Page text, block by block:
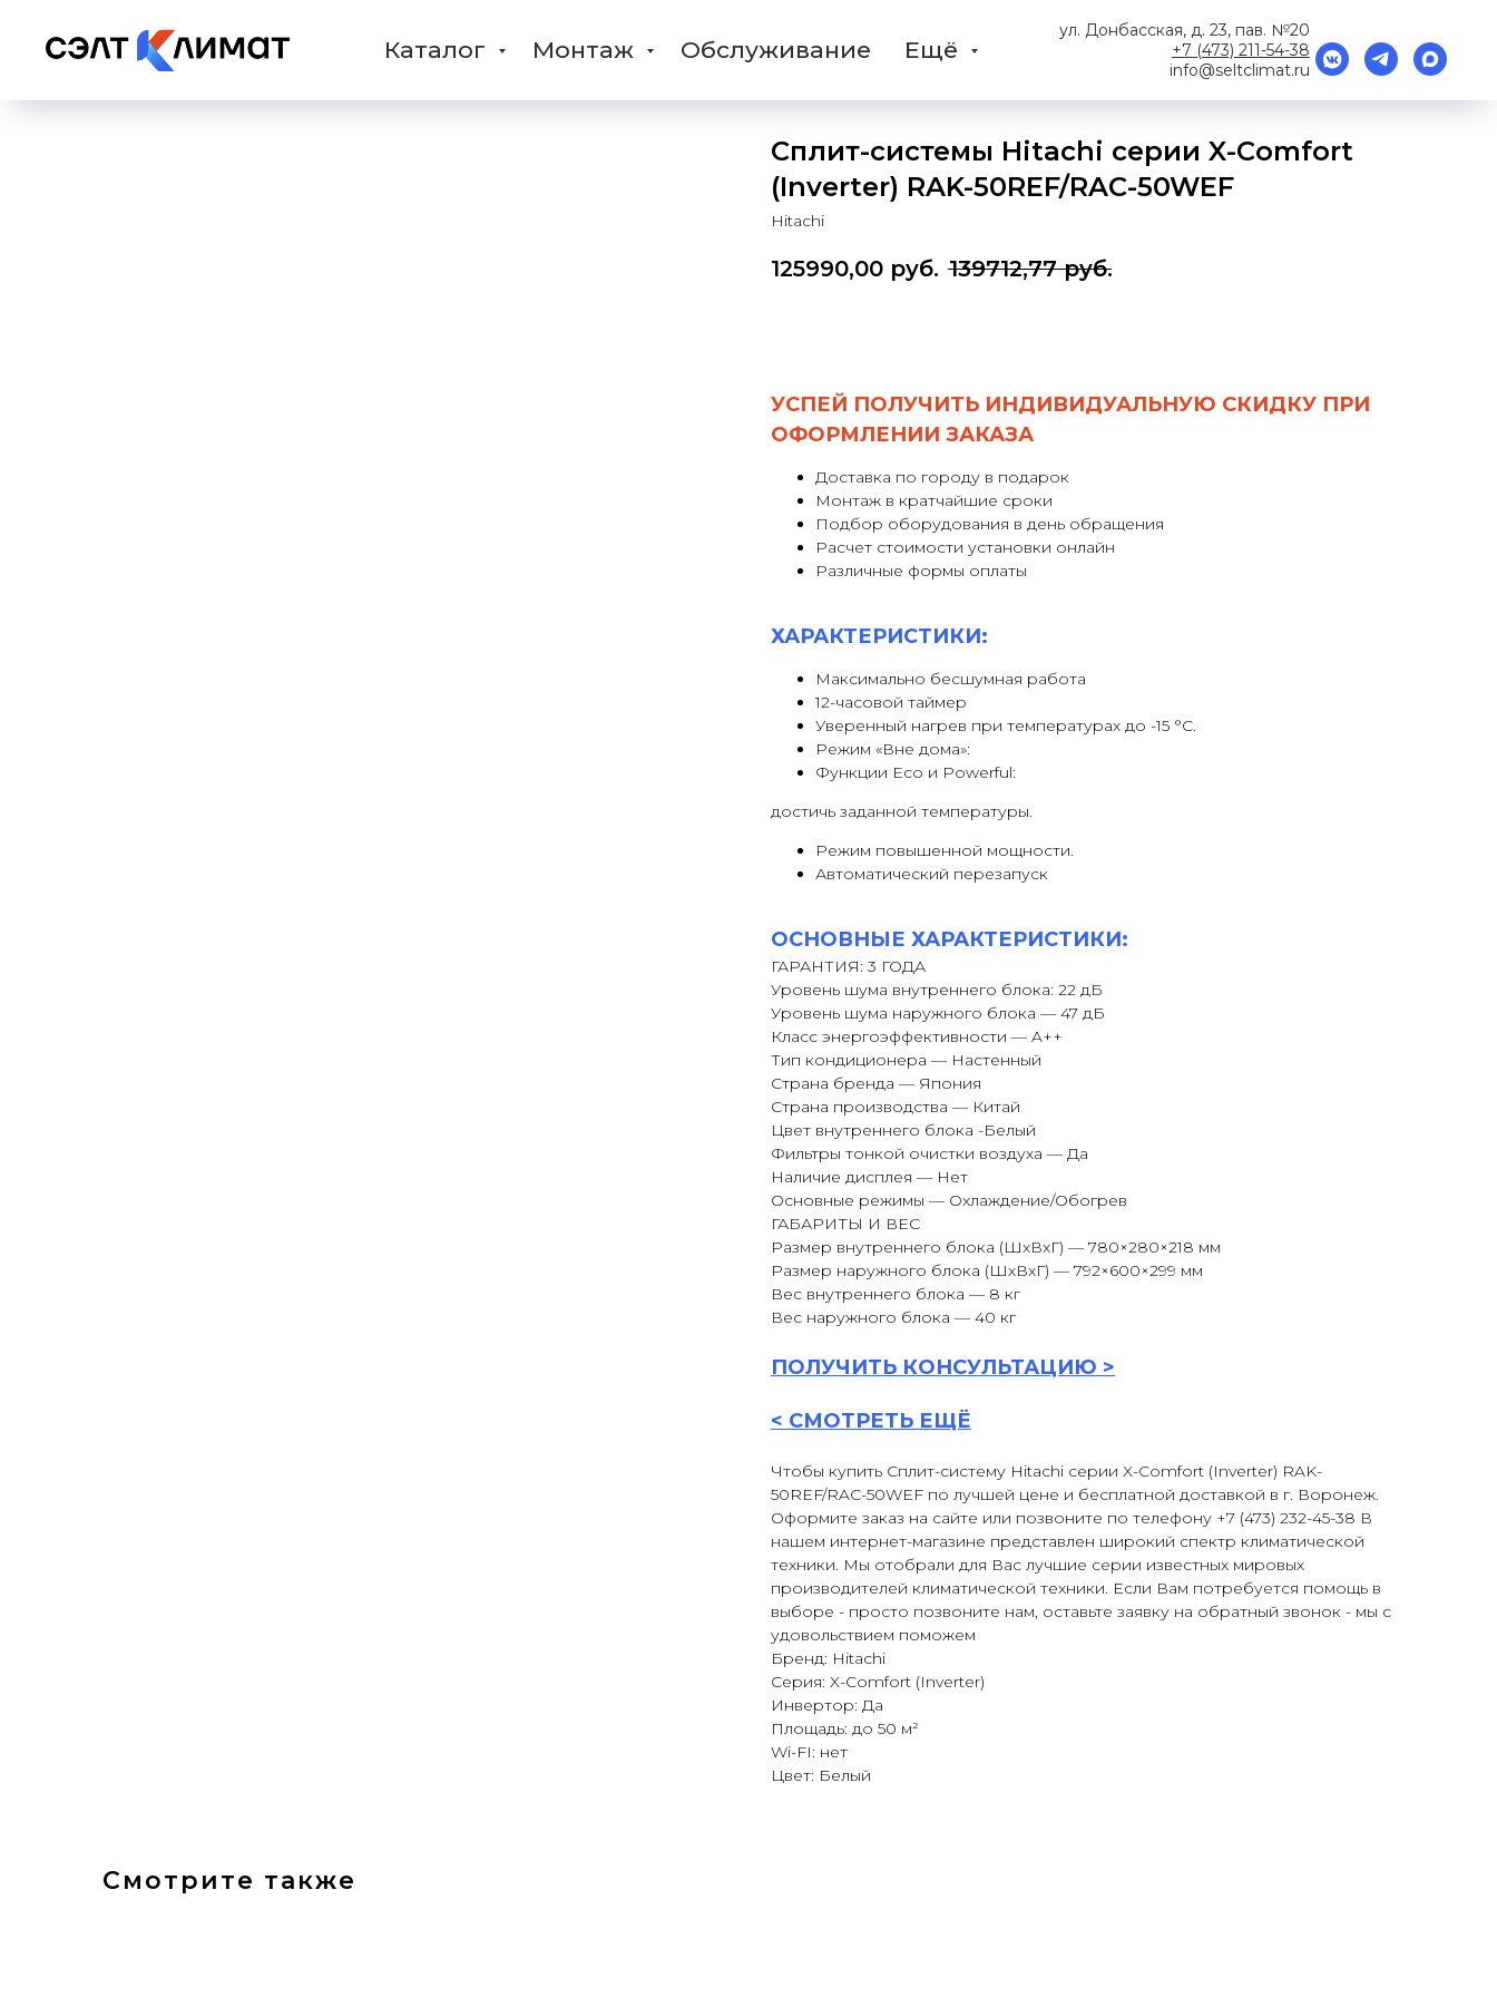
Каталог Монтаж Обслуживание Ещё
ул. Донбасская, д. 23, пав. №20
+7 (473) 211-54-38
info@seltclimat.ru
Сплит-системы Hitachi серии X-Comfort
(Inverter) RAK-50REF/RAC-50WEF
Hitachi
125990,00 руб. 139712,77 руб.
УСПЕЙ ПОЛУЧИТЬ ИНДИВИДУАЛЬНУЮ СКИДКУ ПРИ
ОФОРМЛЕНИИ ЗАКАЗА
Доставка по городу в подарок
Монтаж в кратчайшие сроки
Подбор оборудования в день обращения
Расчет стоимости установки онлайн
Различные формы оплаты
ХАРАКТЕРИСТИКИ:
Максимально бесшумная работа
12-часовой таймер
Уверенный нагрев при температурах до -15 °C.
Режим «Вне дома»:
Функции Eco и Powerful:
достичь заданной температуры.
Режим повышенной мощности.
Автоматический перезапуск
ОСНОВНЫЕ ХАРАКТЕРИСТИКИ:
ГАРАНТИЯ: 3 ГОДА
Уровень шума внутреннего блока: 22 дБ
Уровень шума наружного блока — 47 дБ
Класс энергоэффективности — A++
Тип кондиционера — Настенный
Страна бренда — Япония
Страна производства — Китай
Цвет внутреннего блока -Белый
Фильтры тонкой очистки воздуха — Да
Наличие дисплея — Нет
Основные режимы — Охлаждение/Обогрев
ГАБАРИТЫ И ВЕС
Размер внутреннего блока (ШxВxГ) — 780×280×218 мм
Размер наружного блока (ШxВxГ) — 792×600×299 мм
Вес внутреннего блока — 8 кг
Вес наружного блока — 40 кг
ПОЛУЧИТЬ КОНСУЛЬТАЦИЮ >
< СМОТРЕТЬ ЕЩЁ
Чтобы купить Сплит-систему Hitachi серии X-Comfort (Inverter) RAK-
50REF/RAC-50WEF по лучшей цене и бесплатной доставкой в г. Воронеж.
Оформите заказ на сайте или позвоните по телефону +7 (473) 232-45-38 В
нашем интернет-магазине представлен широкий спектр климатической
техники. Мы отобрали для Вас лучшие серии известных мировых
производителей климатической техники. Если Вам потребуется помощь в
выборе - просто позвоните нам, оставьте заявку на обратный звонок - мы с
удовольствием поможем
Бренд: Hitachi
Серия: X-Comfort (Inverter)
Инвертор: Да
Площадь: до 50 м²
Wi-FI: нет
Цвет: Белый
Смотрите также